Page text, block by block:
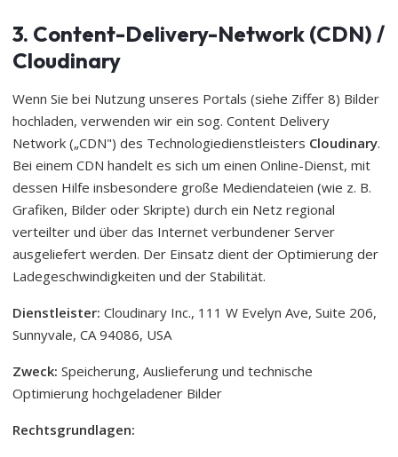
3. Content-Delivery-Network (CDN) /
Cloudinary
Wenn Sie bei Nutzung unseres Portals (siehe Ziffer 8) Bilder
hochladen, verwenden wir ein sog. Content Delivery
Network („CDN") des Technologiedienstleisters Cloudinary.
Bei einem CDN handelt es sich um einen Online-Dienst, mit
dessen Hilfe insbesondere große Mediendateien (wie z. B.
Grafiken, Bilder oder Skripte) durch ein Netz regional
verteilter und über das Internet verbundener Server
ausgeliefert werden. Der Einsatz dient der Optimierung der
Ladegeschwindigkeiten und der Stabilität.
Dienstleister: Cloudinary Inc., 111 W Evelyn Ave, Suite 206,
Sunnyvale, CA 94086, USA
Zweck: Speicherung, Auslieferung und technische
Optimierung hochgeladener Bilder
Rechtsgrundlagen: